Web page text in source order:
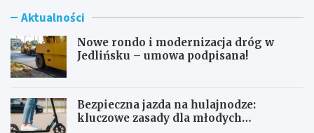
Aktualności
Nowe rondo i modernizacja dróg w
Jedlińsku – umowa podpisana!
Bezpieczna jazda na hulajnodze:
kluczowe zasady dla młodych